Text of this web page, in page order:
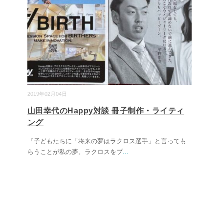
2019年02月04日
山田幸代のHappy対談 冊子制作・ライティ
ング
『子どもたちに「将来の夢はラクロス選手」と言っても
らうことが私の夢。ラクロスをプ...